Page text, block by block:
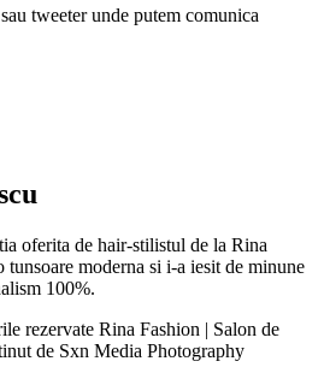
tweeter unde putem comunica
oferita de hair-stilistul de la Rina
tunsoare moderna si i-a iesit de minune
100%.
rezervate Rina Fashion | Salon de
de Sxn Media Photography